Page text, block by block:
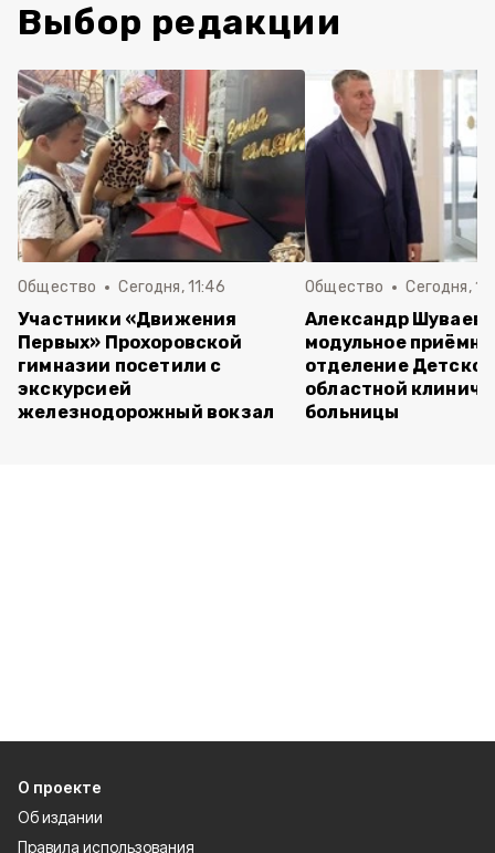
Выбор редакции
Общество Сегодня, 11:46
Участники «Движения
Первых» Прохоровской
гимназии посетили с
экскурсией
железнодорожный вокзал
Общество Сегодня,
Александр Шуваев
модульное
отделение Детской
областной
больницы
О проекте
Об издании
Правила использования